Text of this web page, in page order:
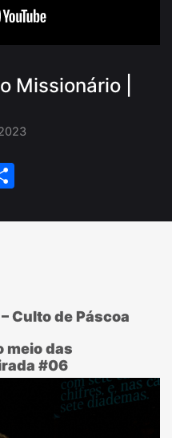
Missionário |
Culto de Páscoa
meio das
#06